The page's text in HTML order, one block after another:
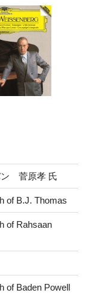
ン 菅原孝 氏
of B.J. Thomas
of Rahsaan
of Baden Powell